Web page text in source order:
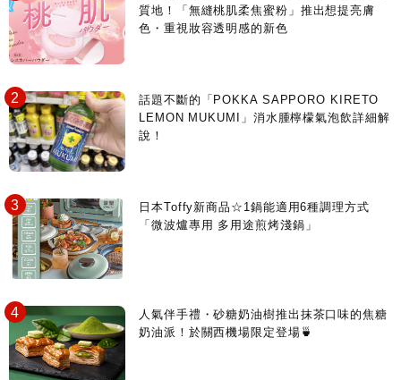
質地！「無縫桃肌柔焦蜜粉」推出想提亮膚
色・重視妝容透明感的新色
話題不斷的「POKKA SAPPORO KIRETO
LEMON MUKUMI」消水腫檸檬氣泡飲詳細解
說！
日本Toffy新商品☆1鍋能適用6種調理方式
「微波爐專用 多用途煎烤淺鍋」
人氣伴手禮・砂糖奶油樹推出抹茶口味的焦糖
奶油派！於關西機場限定登場🍵